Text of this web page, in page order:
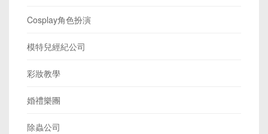
Cosplay角色扮演
模特兒經紀公司
彩妝教學
婚禮樂團
除蟲公司